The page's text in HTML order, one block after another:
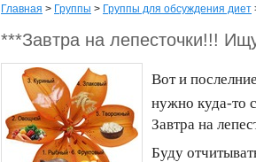
Главная > Группы > Группы для обсуждения диет
***Завтра на лепесточки!!!
Вот и
нужно куда-то
Завтра на
Буду